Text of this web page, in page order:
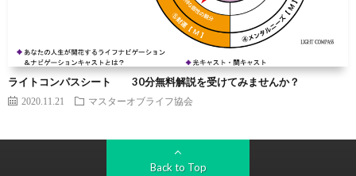
ライトコンパスシート 30分無料解説を受けてみませんか？
2020.11.21 マスターオブライフ協会
Back to Top